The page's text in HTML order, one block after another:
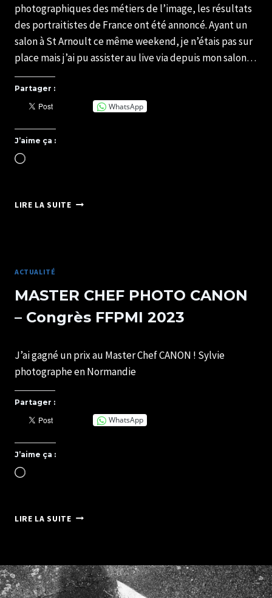
photographiques des métiers de l’image, les résultats
des portraitistes de France ont été annoncé. Ayant un
salon à St Arnoult ce même weekend, je n’étais pas sur
place mais j’ai pu assister au live via depuis mon salon…
Partager :
WhatsApp
J’aime ça :
Chargement…
LIRE LA SUITEPHOTOGRAPHE
ACTUALITÉ
MASTER CHEF PHOTO CANON
– Congrès FFPMI 2023
SYLVIE
CHATELAIS
J’ai gagné un prix au Master Chef CANON ! Sylvie
photographe en Normandie
Partager :
WhatsApp
J’aime ça :
Chargement…
LIRE LA SUITEMASTER
–
CONGRÈS
FFPMI